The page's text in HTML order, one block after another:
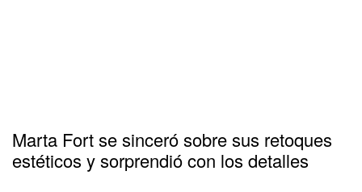
Marta Fort se sinceró sobre sus retoques
estéticos y sorprendió con los detalles